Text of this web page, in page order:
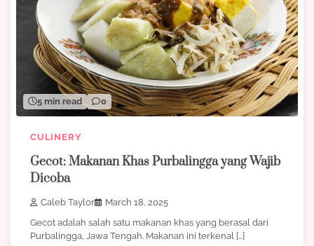
5 min read 0
CULINERY
Gecot: Makanan Khas Purbalingga yang Wajib
Dicoba
Caleb Taylor
March 18, 2025
Gecot adalah salah satu makanan khas yang berasal dari
Purbalingga, Jawa Tengah. Makanan ini terkenal […]